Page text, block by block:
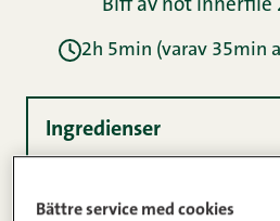
Bättre service med cookies